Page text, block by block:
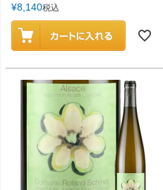
¥8,140税込